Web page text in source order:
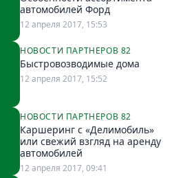
автомобилей Форд
12 апреля 2017, 15:53
НОВОСТИ ПАРТНЕРОВ 82
Быстровозводимые дома
12 апреля 2017, 15:52
НОВОСТИ ПАРТНЕРОВ 82
Каршеринг с «Делимобиль»
или свежий взгляд на аренду
автомобилей
12 апреля 2017, 09:41